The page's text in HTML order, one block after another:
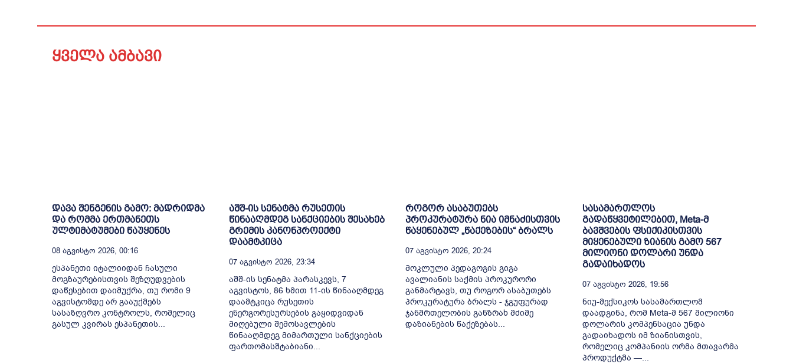
ყველა ამბავი
დავა შენგენის გამო: მადრიდმა
და რომმა ერთმანეთს
ულტიმატუმები წაუყენეს
08 Აგვისტო 2026, 00:16
ესპანეთი იტალიიდან ჩასული
მოგზაურებისთვის შეზღუდვების
დაწესებით დაიმუქრა, თუ რომი 9
აგვისტომდე არ გააუქმებს
სასაზღვრო კონტროლს, რომელიც
გასულ კვირას ესპანეთის...
აშშ-ის სენატმა რუსეთის
წინააღმდეგ სანქციების შესახებ
გრემის კანონპროექტი
დაამტკიცა
07 Აგვისტო 2026, 23:34
აშშ-ის სენატმა პარასკევს, 7
აგვისტოს, 86 ხმით 11-ის წინააღმდეგ
დაამტკიცა რუსეთის
ენერგორესურსების გაყიდვიდან
მიღებული შემოსავლების
წინააღმდეგ მიმართული სანქციების
ფართომასშტაბიანი...
როგორ ასაბუთებს
პროკურატურა ნია იმნაძისთვის
წაყენებულ „წაქეზების“ ბრალს
07 Აგვისტო 2026, 20:24
მოკლული პედაგოგის გიგა
ავალიანის საქმის პროკურორი
განმარტავს, თუ როგორ ასაბუთებს
პროკურატურა ბრალს - ჯგუფურად
ჯანმრთელობის განზრახ მძიმე
დაზიანების წაქეზებას...
სასამართლოს
გადაწყვეტილებით, Meta-მ
ბავშვების ფსიქიკისთვის
მიყენებული ზიანის გამო 567
მილიონი დოლარი უნდა
გადაიხადოს
07 Აგვისტო 2026, 19:56
ნიუ-მექსიკოს სასამართლომ
დაადგინა, რომ Meta-მ 567 მილიონი
დოლარის კომპენსაცია უნდა
გადაიხადოს იმ ზიანისთვის,
რომელიც კომპანიის ორმა მთავარმა
პროდუქტმა —...